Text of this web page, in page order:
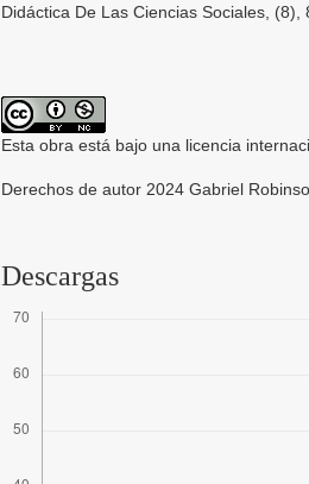
Didáctica De Las Ciencias Sociales, (8),
Esta obra está bajo una licencia
Derechos de autor 2024 Gabriel
Descargas